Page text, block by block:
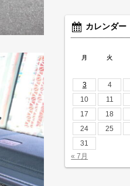
カレンダー
月 火
3
4
10
11
17
18
24
25
31
« 7月